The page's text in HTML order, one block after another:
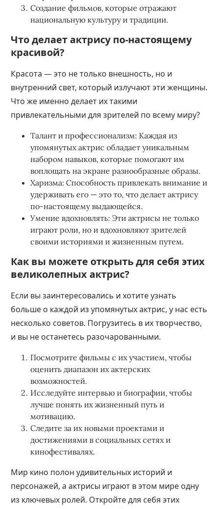
Создание фильмов, которые отражают
национальную культуру и традиции.
Что делает актрису по-настоящему
красивой?
Красота — это не только внешность, но и
внутренний свет, который излучают эти женщины.
Что же именно делает их такими
привлекательными для зрителей по всему миру?
Талант и профессионализм: Каждая из
упомянутых актрис обладает уникальным
набором навыков, которые помогают им
воплощать на экране разнообразные образы.
Харизма: Способность привлекать внимание и
удерживать его — это то, что делает актрису
по-настоящему выдающейся.
Умение вдохновлять: Эти актрисы не только
играют роли, но и вдохновляют зрителей
своими историями и жизненным путем.
Как вы можете открыть для себя этих
великолепных актрис?
Если вы заинтересовались и хотите узнать
больше о каждой из упомянутых актрис, у нас есть
несколько советов. Погрузитесь в их творчество,
и вы не останетесь разочарованными.
Посмотрите фильмы с их участием, чтобы
оценить диапазон их актерских
возможностей.
Исследуйте интервью и биографии, чтобы
лучше понять их жизненный путь и
мотивацию.
Следите за их новыми проектами и
достижениями в социальных сетях и
кинофестивалях.
Мир кино полон удивительных историй и
персонажей, а актрисы играют в этом мире одну
из ключевых ролей. Откройте для себя этих